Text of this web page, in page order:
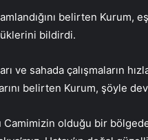
belirten Kurum,
bildirdi.
sahada çalışmaların
belirten Kurum, şöyle
Camimizin olduğu bir